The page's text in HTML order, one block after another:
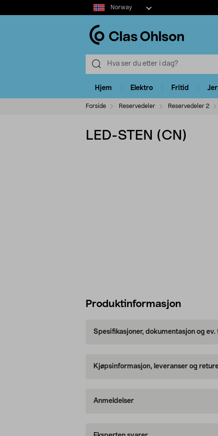
Select
market
Norway
Hjem Elektro Fritid
Forside Reservedeler Reservedeler 2
LED-STEN (CN)
Produktinformasjon
Spesifikasjoner, dokumentasjon og
Kjøpsinformasjon, leveranser og
Anmeldelser